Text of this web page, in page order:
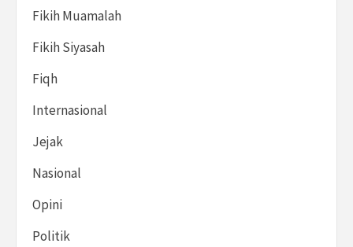
Fikih Muamalah
Fikih Siyasah
Fiqh
Internasional
Jejak
Nasional
Opini
Politik